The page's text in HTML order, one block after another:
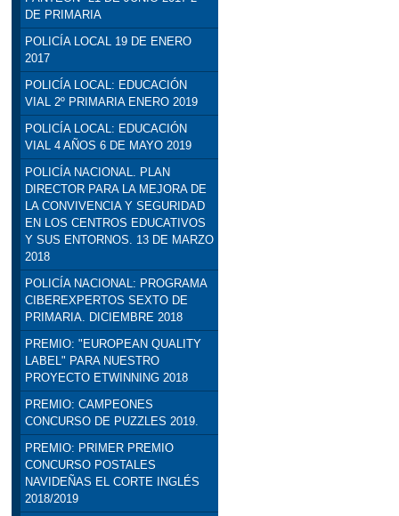
DE PRIMARIA
POLICÍA LOCAL 19 DE ENERO
2017
POLICÍA LOCAL: EDUCACIÓN
VIAL 2º PRIMARIA ENERO 2019
POLICÍA LOCAL: EDUCACIÓN
VIAL 4 AÑOS 6 DE MAYO 2019
POLICÍA NACIONAL. PLAN
DIRECTOR PARA LA MEJORA DE
LA CONVIVENCIA Y SEGURIDAD
EN LOS CENTROS EDUCATIVOS
Y SUS ENTORNOS. 13 DE MARZO
2018
POLICÍA NACIONAL: PROGRAMA
CIBEREXPERTOS SEXTO DE
PRIMARIA. DICIEMBRE 2018
PREMIO: "EUROPEAN QUALITY
LABEL" PARA NUESTRO
PROYECTO ETWINNING 2018
PREMIO: CAMPEONES
CONCURSO DE PUZZLES 2019.
PREMIO: PRIMER PREMIO
CONCURSO POSTALES
NAVIDEÑAS EL CORTE INGLÉS
2018/2019